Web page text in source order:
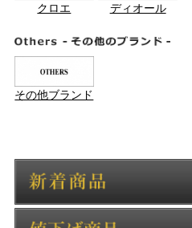
クロエ ディオール
その他ブランド